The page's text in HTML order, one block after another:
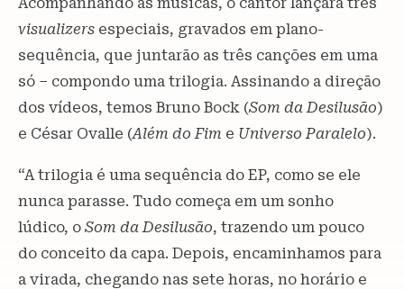
visualizers especiais, gravados em plano-
sequência, que juntarão as três canções em uma
só – compondo uma trilogia. Assinando a direção
dos vídeos, temos Bruno Bock (Som da Desilusão)
e César Ovalle (Além do Fim e Universo Paralelo).
“A trilogia é uma sequência do EP, como se ele
nunca parasse. Tudo começa em um sonho
lúdico, o Som da Desilusão, trazendo um pouco
do conceito da capa. Depois, encaminhamos para
a virada, chegando nas sete horas, no horário e